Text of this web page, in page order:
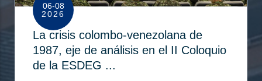
06-08
2026
La crisis colombo-venezolana de
1987, eje de análisis en el II Coloquio
de la ESDEG ...